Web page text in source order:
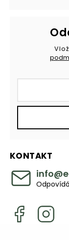
KONTAKT
info@